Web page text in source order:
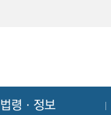
법령ㆍ정보